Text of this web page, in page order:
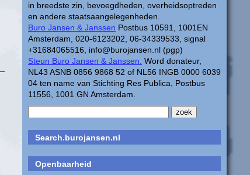
in breedste zin, bevoegdheden, overheidsoptreden
en andere staatsaangelegenheden.
Buro Jansen & Janssen Postbus 10591, 1001EN
Amsterdam, 020-6123202, 06-34339533, signal
+31684065516, info@burojansen.nl (pgp)
Steun Buro Jansen & Janssen. Word donateur,
NL43 ASNB 0856 9868 52 of NL56 INGB 0000 6039
04 ten name van Stichting Res Publica, Postbus
11556, 1001 GN Amsterdam.
Search.burojansen.nl
Openbaarheid